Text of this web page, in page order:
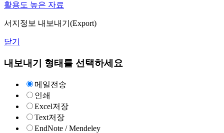
활용도 높은 자료
서지정보 내보내기(Export)
닫기
내보내기 형태를 선택하세요
메일전송
인쇄
Excel저장
Text저장
EndNote / Mendeley